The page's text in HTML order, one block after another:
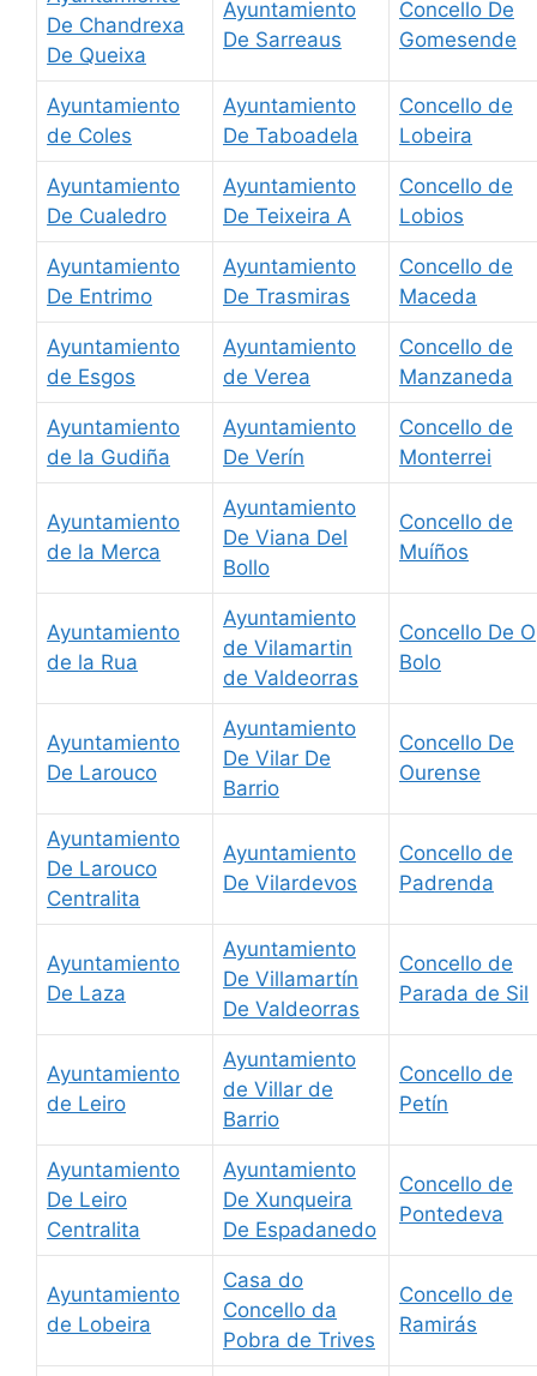
De Chandrexa
De Queixa
Ayuntamiento
De Sarreaus
Concello De
Gomesende
Ayuntamiento
de Coles
Ayuntamiento
De Taboadela
Concello de
Lobeira
Ayuntamiento
De Cualedro
Ayuntamiento
De Teixeira A
Concello de
Lobios
Ayuntamiento
De Entrimo
Ayuntamiento
De Trasmiras
Concello de
Maceda
Ayuntamiento
de Esgos
Ayuntamiento
de Verea
Concello de
Manzaneda
Ayuntamiento
de la Gudiña
Ayuntamiento
De Verín
Concello de
Monterrei
Ayuntamiento
de la Merca
Ayuntamiento
De Viana Del
Bollo
Concello de
Muíños
Ayuntamiento
de la Rua
Ayuntamiento
de Vilamartin
de Valdeorras
Concello De O
Bolo
Ayuntamiento
De Larouco
Ayuntamiento
De Vilar De
Barrio
Concello De
Ourense
Ayuntamiento
De Larouco
Centralita
Ayuntamiento
De Vilardevos
Concello de
Padrenda
Ayuntamiento
De Laza
Ayuntamiento
De Villamartín
De Valdeorras
Concello de
Parada de Sil
Ayuntamiento
de Leiro
Ayuntamiento
de Villar de
Barrio
Concello de
Petín
Ayuntamiento
De Leiro
Centralita
Ayuntamiento
De Xunqueira
De Espadanedo
Concello de
Pontedeva
Ayuntamiento
de Lobeira
Casa do
Concello da
Pobra de Trives
Concello de
Ramirás